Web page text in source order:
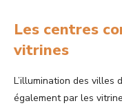
Les centres
vitrines
L’illumination des villes
également par les